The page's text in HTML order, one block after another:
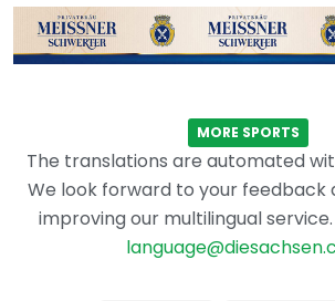
MORE SPORTS
The translations are automated
We look forward to your feedback
improving our multilingual